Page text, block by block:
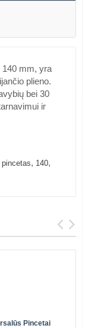
140 mm, yra
plieno.
bei 30
ir
pincetas, 140,
Pincetai